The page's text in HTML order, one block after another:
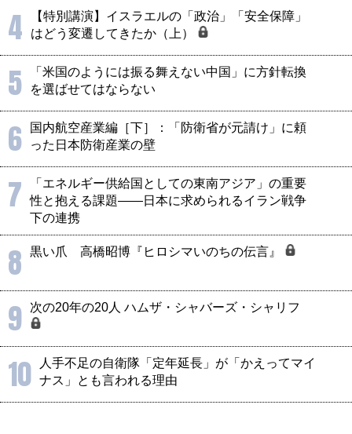
4
【特別講演】イスラエルの「政治」「安全保障」
はどう変遷してきたか（上）
5
「米国のようには振る舞えない中国」に方針転換
を選ばせてはならない
6
国内航空産業編［下］：「防衛省が元請け」に頼
った日本防衛産業の壁
7
「エネルギー供給国としての東南アジア」の重要
性と抱える課題――日本に求められるイラン戦争
下の連携
8 黒い爪 高橋昭博『ヒロシマいのちの伝言』
9 次の20年の20人 ハムザ・シャバーズ・シャリフ
10
人手不足の自衛隊「定年延長」が「かえってマイ
ナス」とも言われる理由